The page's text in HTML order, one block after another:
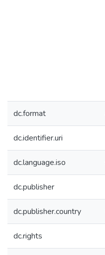
dc.format
dc.identifier.uri
dc.language.iso
dc.publisher
dc.publisher.country
dc.rights